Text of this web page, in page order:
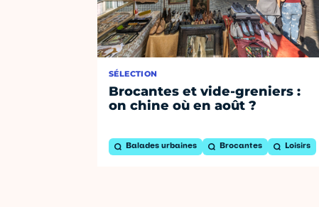
SÉLECTION
Brocantes et vide-greniers :
on chine où en août ?
Balades urbaines Brocantes Loisirs